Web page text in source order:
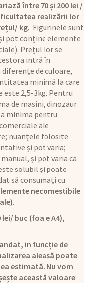
între 70 și 200 lei /
realizării lor
kg. Figurinele sunt
pot conține elemente
Prețul lor se
intră în
de culoare,
minimă la care
2,5-3kg. Pentru
de masini, dinozaur
minima pentru
ale
nuanțele folosite
și pot varia;
și pot varia ca
solubil și poate
să consumați cu
necomestibile
buc (foaie A4),
in funcție de
aleasă poate
estimată. Nu vom
această valoare